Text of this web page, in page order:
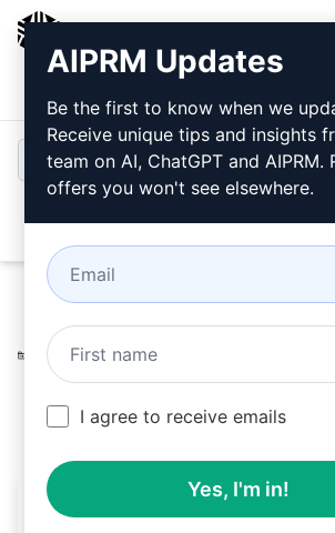
ログイン
Home / AIプロンプト
Management Prompts
Kreuzzelg
July 10,
1,486
0 701
アジャイル開発プ
AIPRM Updates
Be the first to know when we
Receive unique tips and insights
team on AI, ChatGPT and AIPRM.
offers you won't see elsewhere.
I agree to receive emails
Yes, I'm in!